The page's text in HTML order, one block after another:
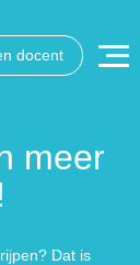
docent
meer
Dat is